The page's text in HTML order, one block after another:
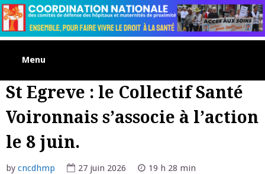
Skip
to
content
Menu
St Egreve : le Collectif Santé
Voironnais s’associe à l’action
le 8 juin.
by cncdhmp 27 juin 2026
19 h 28 min